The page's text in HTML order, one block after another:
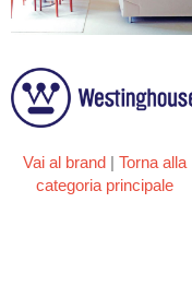
Vai al brand| Torna alla
categoria principale